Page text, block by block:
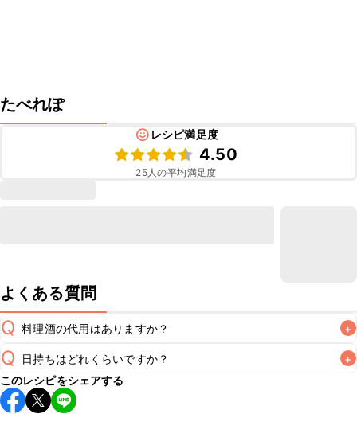
たべれぽ
レシピ満足度
4.50
25人の平均満足度
よくある質問
Q 料理酒の代用はありますか？ +
A
Q 日持ちはどれくらいですか？ +
保存期間は冷蔵で翌日中が目安です。なるべくお早めにお召
し上がりください。
このレシピをシェアする